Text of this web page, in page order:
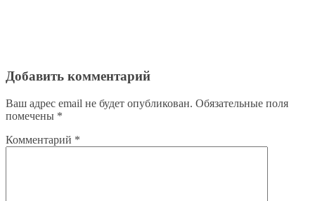
Добавить комментарий
Ваш адрес email не будет опубликован. Обязательные поля
помечены *
Комментарий *